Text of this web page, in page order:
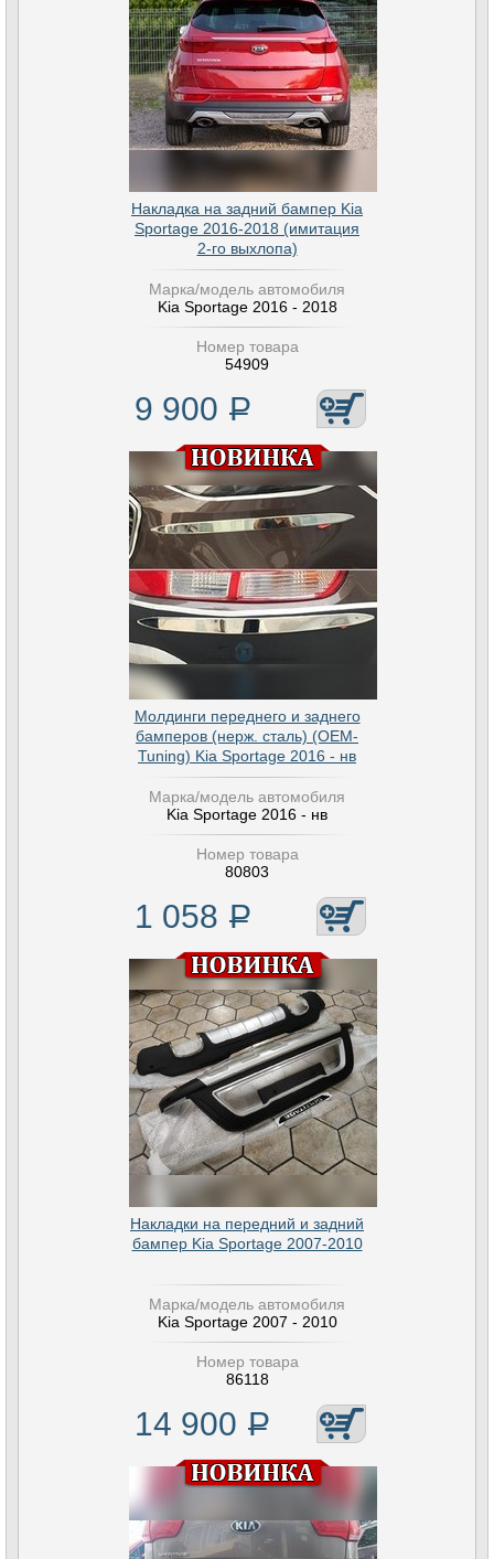
Накладка на задний бампер Kia
Sportage 2016-2018 (имитация
2-го выхлопа)
Марка/модель автомобиля
Kia Sportage 2016 - 2018
Номер товара
54909
9 900 Р
Молдинги переднего и заднего
бамперов (нерж. сталь) (OEM-
Tuning) Kia Sportage 2016 - нв
Марка/модель автомобиля
Kia Sportage 2016 - нв
Номер товара
80803
1 058 Р
Накладки на передний и задний
бампер Kia Sportage 2007-2010
Марка/модель автомобиля
Kia Sportage 2007 - 2010
Номер товара
86118
14 900 Р